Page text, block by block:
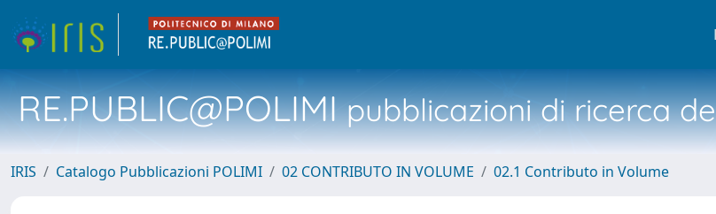
RE.PUBLIC@POLIMIpubblicazioni di ricerca
IRIS Catalogo Pubblicazioni POLIMI 02 CONTRIBUTO IN VOLUME 02.1 Contributo in Volume